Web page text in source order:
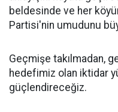
beldesinde ve her
Partisi'nin umudunu
Geçmişe takılmadan,
hedefimiz olan iktidar
güçlendireceğiz.